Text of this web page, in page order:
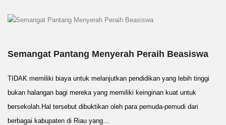
Semangat Pantang Menyerah Peraih Beasiswa
TIDAK memiliki biaya untuk melanjutkan pendidikan yang lebih tinggi
bukan halangan bagi mereka yang memiliki keinginan kuat untuk
bersekolah.Hal tersebut dibuktikan oleh para pemuda-pemudi dari
berbagai kabupaten di Riau yang…